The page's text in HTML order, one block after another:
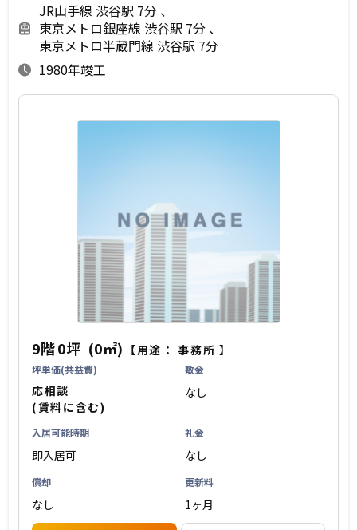
JR山手線 渋谷駅 7分
東京メトロ銀座線 渋谷駅 7分
東京メトロ半蔵門線 渋谷駅 7分
1980年竣工
9階0坪 (0㎡) 【用途：事務所 】
坪単価(共益費)
応相談
(賃料に含む)
敷金
なし
入居可能時期
即入居可
礼金
なし
償却
なし
更新料
1ヶ月